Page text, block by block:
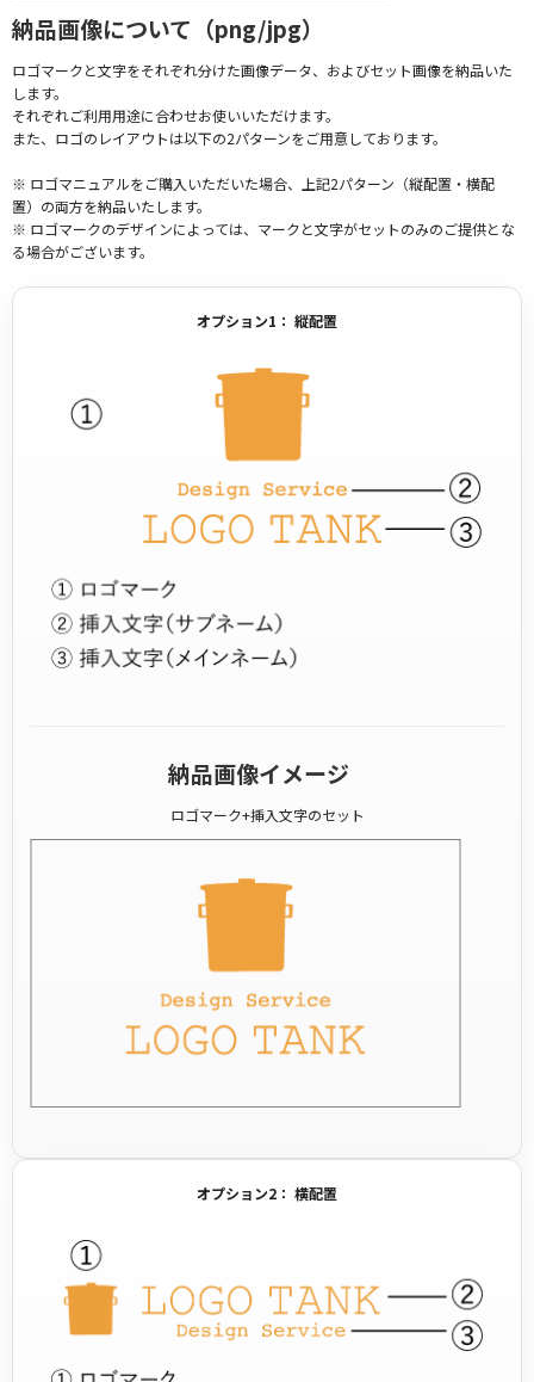
納品画像について（png/jpg）
ロゴマークと文字をそれぞれ分けた画像データ、およびセット画像を納品いた
します。
それぞれご利用用途に合わせお使いいただけます。
また、ロゴのレイアウトは以下の2パターンをご用意しております。
※ ロゴマニュアルをご購入いただいた場合、上記2パターン（縦配置・横配
置）の両方を納品いたします。
※ ロゴマークのデザインによっては、マークと文字がセットのみのご提供とな
る場合がございます。
オプション1： 縦配置
納品画像イメージ
ロゴマーク+挿入文字のセット
オプション2： 横配置